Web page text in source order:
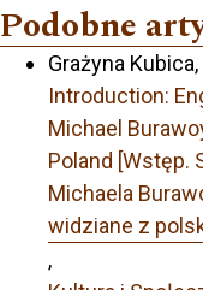
Podobne
Grażyna Kubica,
Introduction:
Michael
Poland [Wstęp.
Michaela
widziane z
,